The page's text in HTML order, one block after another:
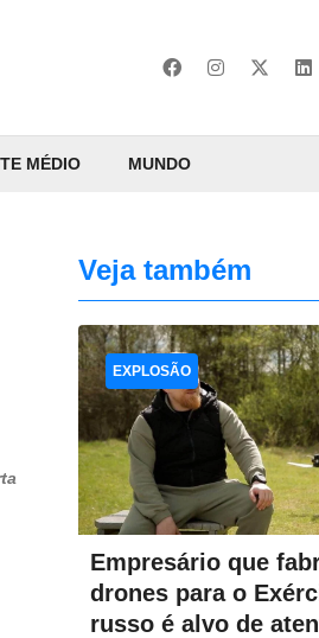
MÉDIO MUNDO
Veja também
Empresário que
drones para o
russo é alvo de
EXPLOSÃO